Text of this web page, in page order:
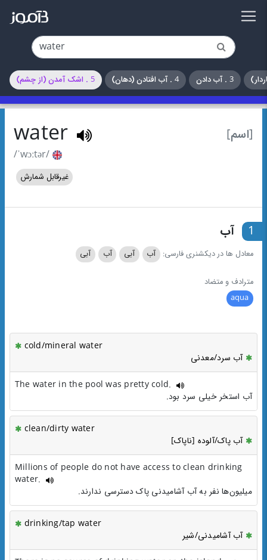
3 . آب دادن 4 . آب افتادن (دهان) 5 . اشک آمدن (از چشم)
[اسم] water
/ˈwɔːtər/
غیرقابل شمارش
1 آب
معادل ها در دیکشنری فارسی: آب آبی آب آبی
مترادف و متضاد
aqua
cold/mineral water
آب سرد/معدنی
The water in the pool was pretty cold.
آب استخر خیلی سرد بود.
clean/dirty water
آب پاک/آلوده [ناپاک]
Millions of people do not have access to clean drinking
water.
میلیون‌ها نفر به آب آشامیدنی پاک دسترسی ندارند.
drinking/tap water
آب آشامیدنی/شیر